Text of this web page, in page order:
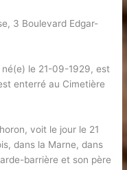
3 Boulevard Edgar-
le 21-09-1929, est
enterré au Cimetière
voit le jour le 21
dans la Marne, dans
barrière et son père